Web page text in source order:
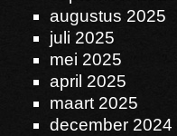
augustus 2025
juli 2025
mei 2025
april 2025
maart 2025
december 2024